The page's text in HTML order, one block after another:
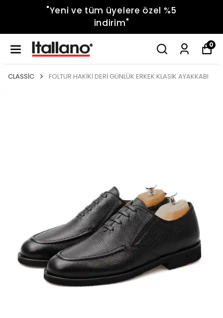
"Yeni ve tüm üyelere özel %5
indirim"
0
CLASSİC FOLTUR HAKİKİ DERİ GÜNLÜK ERKEK KLASİK AYAKKABI